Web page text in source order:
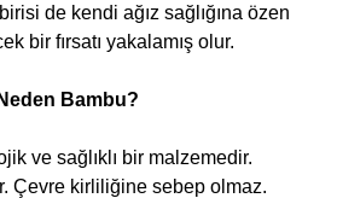
de kendi ağız sağlığına özen
bir fırsatı yakalamış olur.
Neden Bambu?
ve sağlıklı bir malzemedir.
Çevre kirliliğine sebep olmaz.